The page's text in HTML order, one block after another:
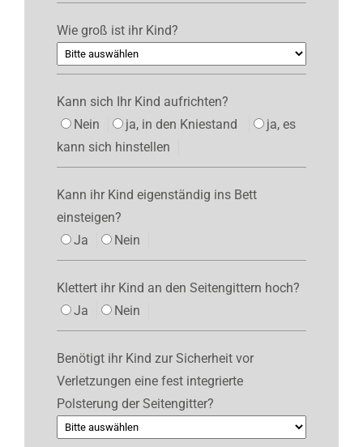
Wie groß ist ihr Kind?
Kann sich Ihr Kind aufrichten?
Nein
ja, in den Kniestand
ja, es
kann sich hinstellen
Kann ihr Kind eigenständig ins Bett
einsteigen?
Ja
Nein
Klettert ihr Kind an den Seitengittern hoch?
Ja
Nein
Benötigt ihr Kind zur Sicherheit vor
Verletzungen eine fest integrierte
Polsterung der Seitengitter?